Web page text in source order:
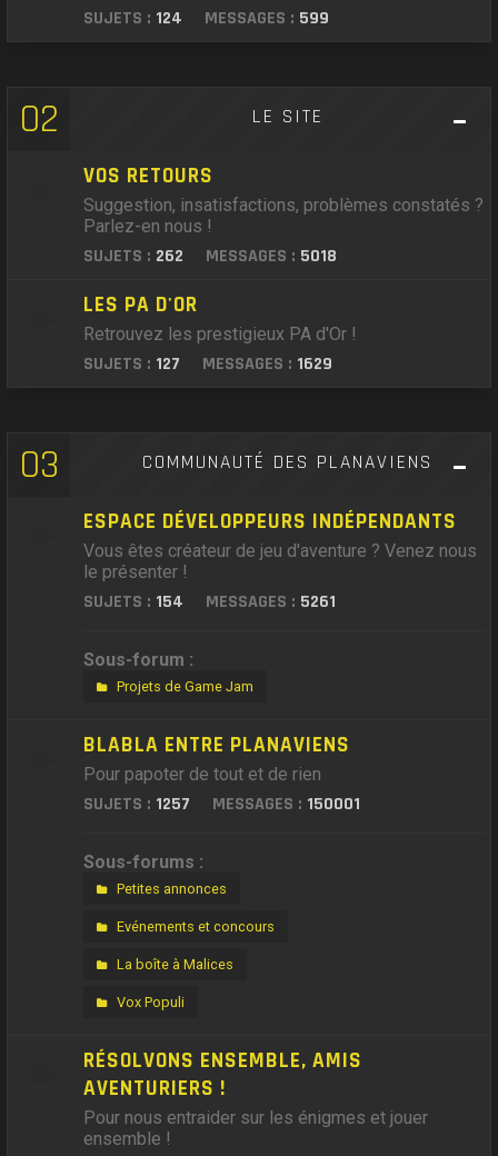
SUJETS : 124 MESSAGES : 599
02 LE SITE
VOS RETOURS
Suggestion, insatisfactions, problèmes constatés ?
Parlez-en nous !
SUJETS : 262 MESSAGES : 5018
LES PA D'OR
Retrouvez les prestigieux PA d'Or !
SUJETS : 127 MESSAGES : 1629
03 COMMUNAUTÉ DES PLANAVIENS
ESPACE DÉVELOPPEURS INDÉPENDANTS
Vous êtes créateur de jeu d'aventure ? Venez nous
le présenter !
SUJETS : 154 MESSAGES : 5261
Sous-forum :
Projets de Game Jam
BLABLA ENTRE PLANAVIENS
Pour papoter de tout et de rien
SUJETS : 1257 MESSAGES : 150001
Sous-forums :
Petites annonces
Evénements et concours
La boîte à Malices
Vox Populi
RÉSOLVONS ENSEMBLE, AMIS
AVENTURIERS !
Pour nous entraider sur les énigmes et jouer
ensemble !